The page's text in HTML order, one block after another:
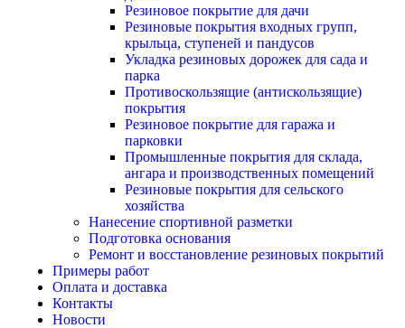
Резиновое покрытие для дачи
Резиновые покрытия входных групп,
крыльца, ступеней и пандусов
Укладка резиновых дорожек для сада и
парка
Противоскользящие (антискользящие)
покрытия
Резиновое покрытие для гаража и
парковки
Промышленные покрытия для склада,
ангара и производственных помещений
Резиновые покрытия для сельского
хозяйства
Нанесение спортивной разметки
Подготовка основания
Ремонт и восстановление резиновых покрытий
Примеры работ
Оплата и доставка
Контакты
Новости